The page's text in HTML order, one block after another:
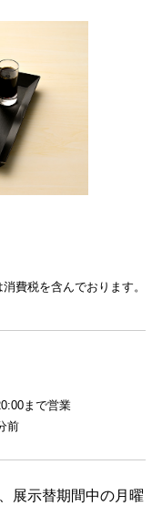
まで営業
前
展示替期間中の月曜
費税を含んでおります。